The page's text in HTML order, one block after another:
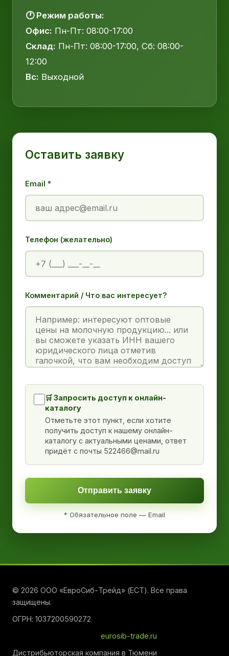
🕐 Режим работы:
Офис: Пн-Пт: 08:00-17:00
Склад: Пн-Пт: 08:00-17:00, Сб: 08:00-
12:00
Вс: Выходной
Оставить заявку
Email *
Телефон (желательно)
Комментарий / Что вас интересует?
🛒 Запросить доступ к онлайн-
каталогу
Отметьте этот пункт, если хотите
получить доступ к нашему онлайн-
каталогу с актуальными ценами, ответ
придёт с почты 522466@mail.ru
Отправить заявку
* Обязательное поле — Email
© 2026 ООО «ЕвроСиб-Трейд» (ЕСТ). Все права
защищены.
ОГРН: 1037200590272
eurosib-trade.ru
Дистрибьюторская компания в Тюмени